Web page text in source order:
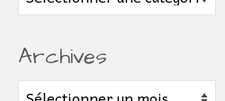
Archives
Archives